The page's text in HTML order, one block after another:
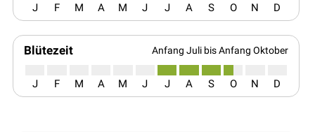
J F M A M J J A S O N D
Blütezeit Anfang Juli bis Anfang Oktober
J F M A M J J A S O N D